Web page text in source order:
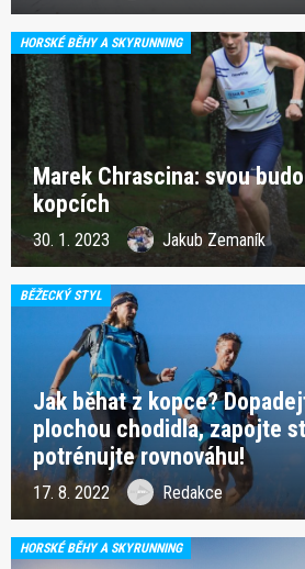
HORSKÉ BĚHY A SKYRUNNING
Marek Chrascina: svou
kopcích
30. 1. 2023 Jakub Zemaník
BĚŽECKÝ STYL
Jak běhat z kopce?
plochou chodidla, zapojte
potrénujte rovnováhu!
17. 8. 2022 Redakce
HORSKÉ BĚHY A SKYRUNNING